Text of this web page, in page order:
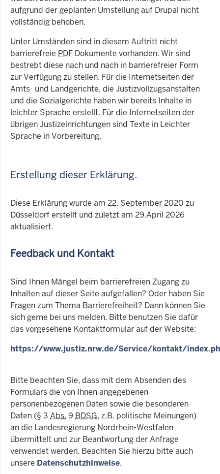
aufgrund der geplanten Umstellung auf Drupal nicht
vollständig behoben.
Unter Umständen sind in diesem Auftritt nicht
barrierefreie PDF Dokumente vorhanden. Wir sind
bestrebt diese nach und nach in barrierefreier Form
zur Verfügung zu stellen. Für die Internetseiten der
Amts- und Landgerichte, die Justizvollzugsanstalten
und die Sozialgerichte haben wir bereits Inhalte in
leichter Sprache erstellt. Für die Internetseiten der
übrigen Justizeinrichtungen sind Texte in Leichter
Sprache in Vorbereitung.
Erstellung dieser Erklärung.
Diese Erklärung wurde am 22. September 2020 zu
Düsseldorf erstellt und zuletzt am 29.April 2026
aktualisiert.
Feedback und Kontakt
Sind Ihnen Mängel beim barrierefreien Zugang zu
Inhalten auf dieser Seite aufgefallen? Oder haben Sie
Fragen zum Thema Barrierefreiheit? Dann können Sie
sich gerne bei uns melden. Bitte benutzen Sie dafür
das vorgesehene Kontaktformular auf der Website:
https://www.justiz.nrw.de/Service/kontakt/
Bitte beachten Sie, dass mit dem Absenden des
Formulars die von Ihnen angegebenen
personenbezogenen Daten sowie die besonderen
Daten (§ 3 Abs. 9 BDSG, z.B. politische Meinungen)
an die Landesregierung Nordrhein-Westfalen
übermittelt und zur Beantwortung der Anfrage
verwendet werden. Beachten Sie hierzu bitte auch
unsere Datenschutzhinweise.